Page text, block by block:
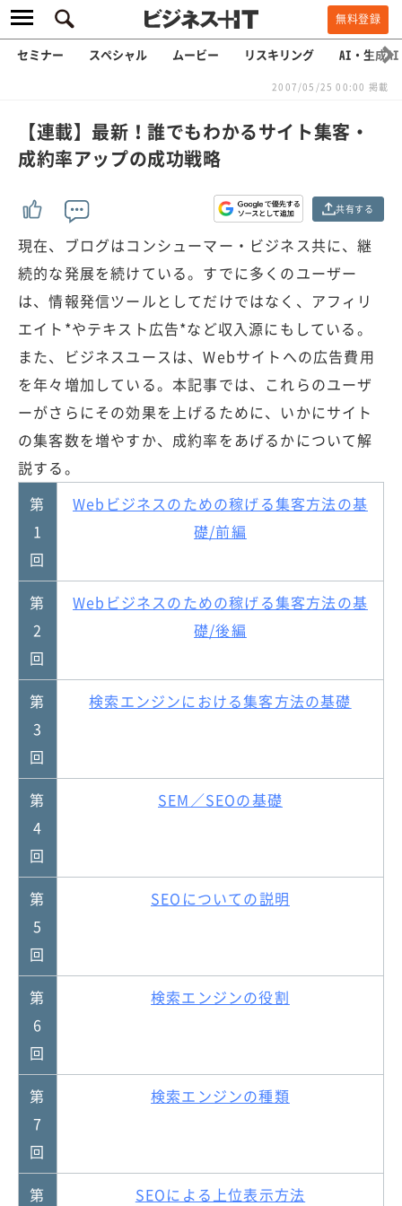
無料登録
セミナー スペシャル ムービー リスキリング AI・生成AI
2007/05/25 00:00 掲載
【連載】最新！誰でもわかるサイト集客・
成約率アップの成功戦略
共有する
現在、ブログはコンシューマー・ビジネス共に、継
続的な発展を続けている。すでに多くのユーザー
は、情報発信ツールとしてだけではなく、アフィリ
エイト*やテキスト広告*など収入源にもしている。
また、ビジネスユースは、Webサイトへの広告費用
を年々増加している。本記事では、これらのユーザ
ーがさらにその効果を上げるために、いかにサイト
の集客数を増やすか、成約率をあげるかについて解
説する。
第
1
回
Webビジネスのための稼げる集客方法の基
礎/前編
第
2
回
Webビジネスのための稼げる集客方法の基
礎/後編
第
3
回
検索エンジンにおける集客方法の基礎
第
4
回
SEM／SEOの基礎
第
5
回
SEOについての説明
第
6
回
検索エンジンの役割
第
7
回
検索エンジンの種類
第 SEOによる上位表示方法